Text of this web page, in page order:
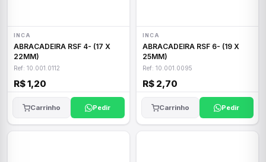
INCA
ABRACADEIRA RSF 4- (17 X
22MM)
Ref: 10.001.0112
R$ 1,20
Carrinho Pedir
INCA
ABRACADEIRA RSF 6- (19 X
25MM)
Ref: 10.001.0095
R$ 2,70
Carrinho Pedir